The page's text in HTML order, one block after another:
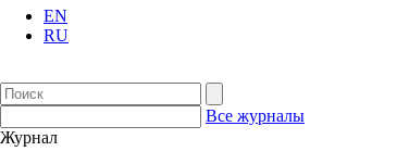
EN
RU
Все журналы
Журнал